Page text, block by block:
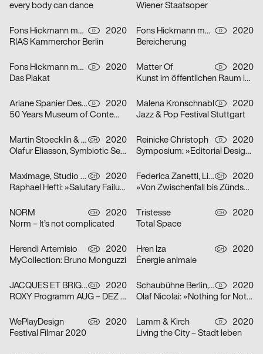
every body can dance
Wiener Staatsoper
Fons Hickmann m23 D
2020
RIAS Kammerchor Berlin
Fons Hickmann m23 D
2020
Bereicherung
Fons Hickmann m23 D
2020
Das Plakat
Matter Of D
2020
Kunst im öffentlichen Raum in Stuttgart
Ariane Spanier Design D
2020
50 Years Museum of Contemporary Art Skopje
Malena Kronschnabl D
2020
Jazz & Pop Festival Stuttgart
Martin Stoecklin & Melina Wilson CH
2020
Olafur Eliasson, Symbiotic Seeing, Kunsthaus Zürich
Reinicke Christoph D
2020
Symposium: »Editorial Design Now«
Maximage, Studio Raphael Hefti CH
2020
Raphael Hefti: »Salutary Failures«
Federica Zanetti, Linggi Annina CH
2020
»Von Zwischenfall bis Zündschnur« – Sammlungsausstellung der Hochschule Luzern – Design & Kunst
NORM CH
2020
Norm – It’s not complicated
Tristesse CH
2020
Total Space
Herendi Artemisio CH
2020
MyCollection: Bruno Monguzzi
Hren Iza CH
2020
Énergie animale
JACQUES ET BRIGITTE CH
2020
ROXY Programm AUG – DEZ 2020
Schaubühne Berlin, Olaf Nicolai D
2020
Olaf Nicolai: »Nothing for Nothing/Try again«
WePlayDesign CH
2020
Festival Filmar 2020
Lamm & Kirch D
2020
Living the City – Stadt leben